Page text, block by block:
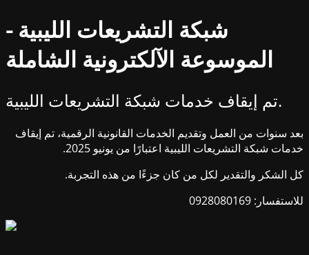
شبكة التشريعات الليبية -
الموسوعة الآلكترونية الشاملة
تم إيقاف خدمات شبكة التشريعات الليبية.
بعد سنوات من العمل وتقديم الخدمات القانونية الرقمية، تم إيقاف
خدمات شبكة التشريعات الليبية اعتبارًا من يونيو 2025.
كل الشكر والتقدير لكل من كان جزءًا من هذه التجربة.
للاستفسار: 0928080169